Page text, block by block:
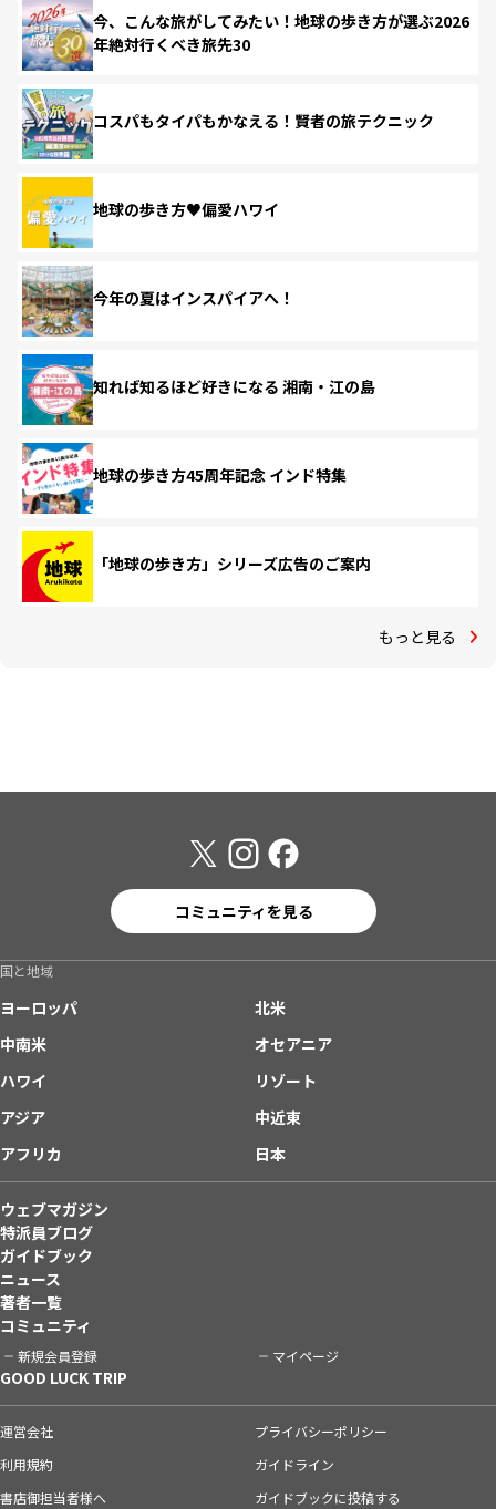
今、こんな旅がしてみたい！地球の歩き方が選ぶ2026
年絶対行くべき旅先30
コスパもタイパもかなえる！賢者の旅テクニック
地球の歩き方♥偏愛ハワイ
今年の夏はインスパイアへ！
知れば知るほど好きになる 湘南・江の島
地球の歩き方45周年記念 インド特集
「地球の歩き方」シリーズ広告のご案内
もっと見る
コミュニティを見る
国と地域
ヨーロッパ
北米
中南米
オセアニア
ハワイ
リゾート
アジア
中近東
アフリカ
日本
ウェブマガジン
特派員ブログ
ガイドブック
ニュース
著者一覧
コミュニティ
新規会員登録 マイページ
GOOD LUCK TRIP
運営会社
プライバシーポリシー
利用規約
ガイドライン
書店御担当者様へ
ガイドブックに投稿する